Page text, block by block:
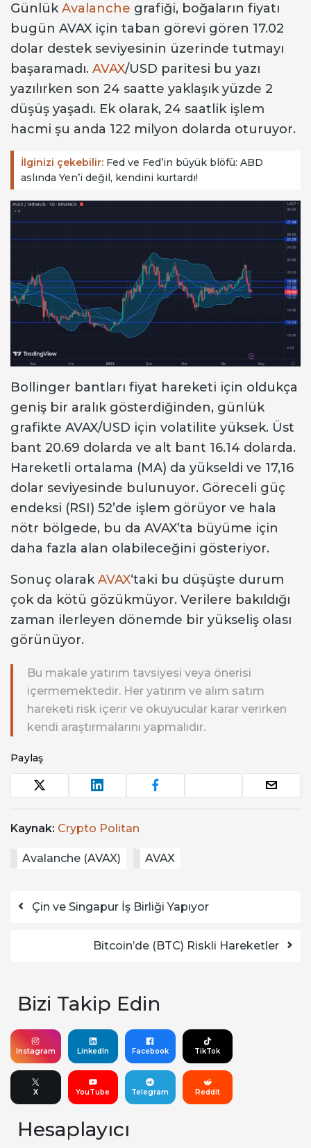
GünlükAvalanche grafiği, boğaların fiyatı
bugün AVAX için taban görevi gören 17.02
dolar destek seviyesinin üzerinde tutmayı
başaramadı. AVAX/USD paritesi bu yazı
yazılırken son 24 saatte yaklaşık yüzde 2
düşüş yaşadı. Ek olarak, 24 saatlik işlem
hacmi şu anda 122 milyon dolarda oturuyor.
İlginizi çekebilir: Fed ve Fed’in büyük blöfü: ABD
aslında Yen’i değil, kendini kurtardı!
Bollinger bantları fiyat hareketi için oldukça
geniş bir aralık gösterdiğinden, günlük
grafikte AVAX/USD için volatilite yüksek. Üst
bant 20.69 dolarda ve alt bant 16.14 dolarda.
Hareketli ortalama (MA) da yükseldi ve 17,16
dolar seviyesinde bulunuyor. Göreceli güç
endeksi (RSI) 52’de işlem görüyor ve hala
nötr bölgede, bu da AVAX’ta büyüme için
daha fazla alan olabileceğini gösteriyor.
Sonuç olarakAVAX‘taki bu düşüşte durum
çok da kötü gözükmüyor. Verilere bakıldığı
zaman ilerleyen dönemde bir yükseliş olası
görünüyor.
Bu makale yatırım tavsiyesi veya önerisi
içermemektedir. Her yatırım ve alım satım
hareketi risk içerir ve okuyucular karar verirken
kendi araştırmalarını yapmalıdır.
Paylaş
Kaynak: Crypto Politan
Avalanche (AVAX) AVAX
Yazı dolaşımı
Çin ve Singapur İş Birliği Yapıyor
Bitcoin’de (BTC) Riskli Hareketler
Bizi Takip Edin
Instagram LinkedIn Facebook TikTok
X YouTube Telegram Reddit
Hesaplayıcı